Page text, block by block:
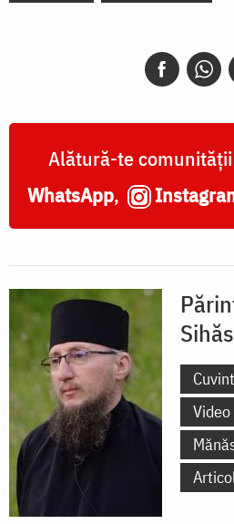
Alătură-te
WhatsApp,
Video